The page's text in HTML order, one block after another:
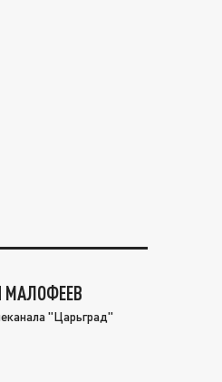
МАЛОФЕЕВ
"Царьград"